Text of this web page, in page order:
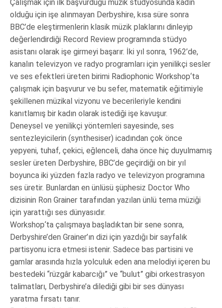
Çalışmak için ilk başvurduğu müzik stüdyosunda kadın
olduğu için işe alınmayan Derbyshire, kısa süre sonra
BBC’de eleştirmenlerin klasik müzik plaklarını dinleyip
değerlendirdiği Record Review programında stüdyo
asistanı olarak işe girmeyi başarır. İki yıl sonra, 1962’de,
kanalın televizyon ve radyo programları için yenilikçi sesler
ve ses efektleri üreten birimi Radiophonic Workshop‘ta
çalışmak için başvurur ve bu sefer, matematik eğitimiyle
şekillenen müzikal vizyonu ve becerileriyle kendini
kanıtlamış bir kadın olarak istediği işe kavuşur.
Deneysel ve yenilikçi yöntemleri sayesinde, ses
sentezleyicilerin (synthesiser) icadından çok önce
yepyeni, tuhaf, çekici, eğlenceli, daha önce hiç duyulmamış
sesler üreten Derbyshire, BBC’de geçirdiği on bir yıl
boyunca iki yüzden fazla radyo ve televizyon programına
ses üretir. Bunlardan en ünlüsü şüphesiz Doctor Who
dizisinin Ron Grainer tarafından yazılan ünlü tema müziği
için yarattığı ses dünyasıdır.
Workshop‘ta çalışmaya başladıktan bir sene sonra,
Derbyshire’den Grainer’ın dizi için yazdığı bir sayfalık
partisyonu icra etmesi istenir. Sadece bas partisini ve
gamlar arasında hızla yolculuk eden ana melodiyi içeren bu
bestedeki “rüzgâr kabarcığı” ve “bulut” gibi orkestrasyon
talimatları, Derbyshire’a dilediği gibi bir ses dünyası
yaratma fırsatı tanır.